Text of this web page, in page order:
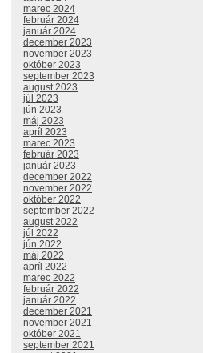
marec 2024
február 2024
január 2024
december 2023
november 2023
október 2023
september 2023
august 2023
júl 2023
jún 2023
máj 2023
apríl 2023
marec 2023
február 2023
január 2023
december 2022
november 2022
október 2022
september 2022
august 2022
júl 2022
jún 2022
máj 2022
apríl 2022
marec 2022
február 2022
január 2022
december 2021
november 2021
október 2021
september 2021